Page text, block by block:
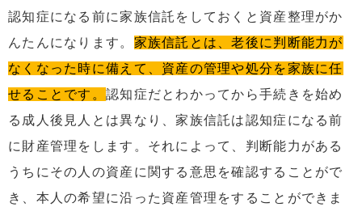
認知症になる前に家族信託をしておくと資産整理がか
んたんになります。 家族信託とは、老後に判断能力が
なくなった時に備えて、資産の管理や処分を家族に任
せることです。 認知症だとわかってから手続きを始め
る成人後見人とは異なり、家族信託は認知症になる前
に財産管理をします。それによって、判断能力がある
うちにその人の資産に関する意思を確認することがで
き、本人の希望に沿った資産管理をすることができま